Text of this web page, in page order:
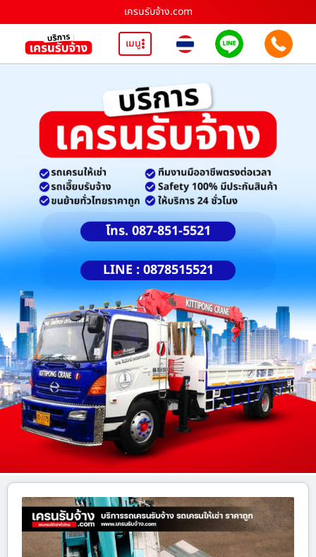
เครนรับจ้าง.com
เมนู
โทร. 087-851-5521
LINE : 0878515521